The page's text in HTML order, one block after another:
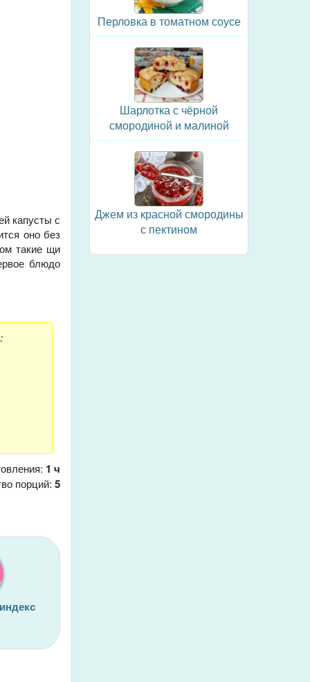
капусты с
оно без
такие щи
блюдо
1 ч
порций: 5
Перловка в томатном соусе
Шарлотка с чёрной
смородиной и малиной
Джем из красной смородины
с пектином